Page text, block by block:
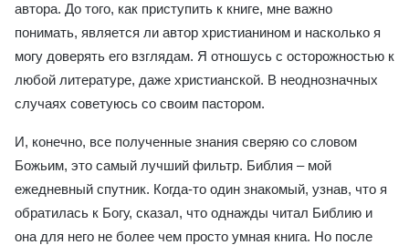
автора. До того, как приступить к книге, мне важно
понимать, является ли автор христианином и насколько я
могу доверять его взглядам. Я отношусь с осторожностью к
любой литературе, даже христианской. В неоднозначных
случаях советуюсь со своим пастором.
И, конечно, все полученные знания сверяю со cловом
Божьим, это самый лучший фильтр. Библия – мой
ежедневный спутник. Когда-то один знакомый, узнав, что я
обратилась к Богу, сказал, что однажды читал Библию и
она для него не более чем просто умная книга. Но после